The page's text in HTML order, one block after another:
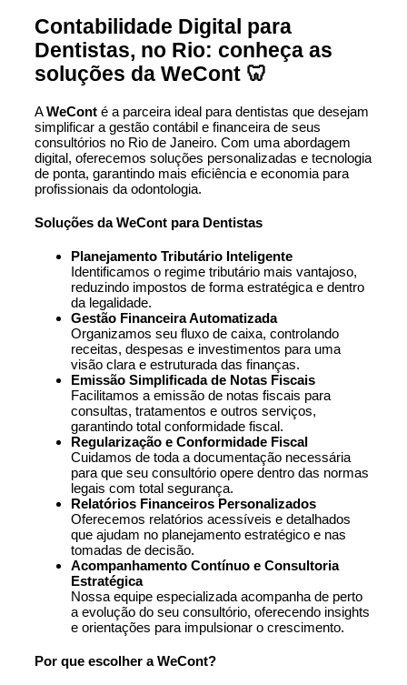
Contabilidade Digital para
Dentistas, no Rio: conheça as
soluções da WeCont 🦷
AWeCont é a parceira ideal para dentistas que desejam
simplificar a gestão contábil e financeira de seus
consultórios no Rio de Janeiro. Com uma abordagem
digital, oferecemos soluções personalizadas e tecnologia
de ponta, garantindo mais eficiência e economia para
profissionais da odontologia.
Soluções da WeCont para Dentistas
Planejamento Tributário Inteligente
Identificamos o regime tributário mais vantajoso,
reduzindo impostos de forma estratégica e dentro
da legalidade.
Gestão Financeira Automatizada
Organizamos seu fluxo de caixa, controlando
receitas, despesas e investimentos para uma
visão clara e estruturada das finanças.
Emissão Simplificada de Notas Fiscais
Facilitamos a emissão de notas fiscais para
consultas, tratamentos e outros serviços,
garantindo total conformidade fiscal.
Regularização e Conformidade Fiscal
Cuidamos de toda a documentação necessária
para que seu consultório opere dentro das normas
legais com total segurança.
Relatórios Financeiros Personalizados
Oferecemos relatórios acessíveis e detalhados
que ajudam no planejamento estratégico e nas
tomadas de decisão.
Acompanhamento Contínuo e Consultoria
Estratégica
Nossa equipe especializada acompanha de perto
a evolução do seu consultório, oferecendo insights
e orientações para impulsionar o crescimento.
Por que escolher a WeCont?